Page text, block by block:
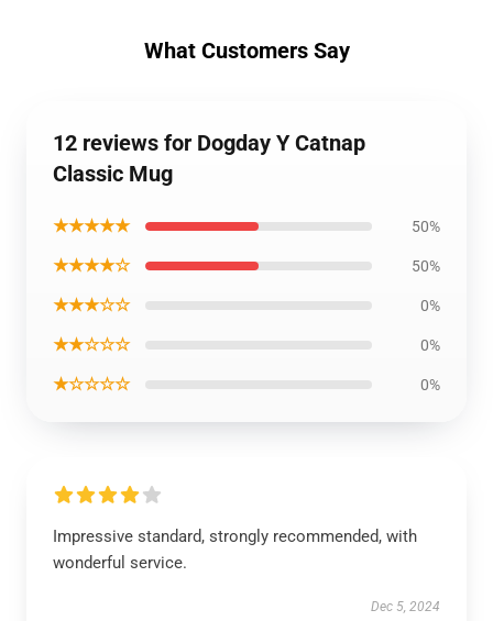
What Customers Say
12 reviews for Dogday Y Catnap
Classic Mug
★★★★★ 50%
★★★★☆ 50%
★★★☆☆ 0%
★★☆☆☆ 0%
★☆☆☆☆ 0%
Impressive standard, strongly recommended, with
wonderful service.
Dec 5, 2024